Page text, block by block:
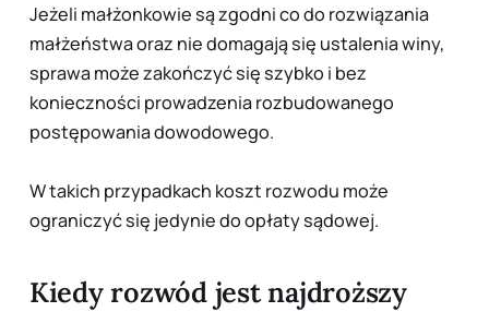
Jeżeli małżonkowie są zgodni co do rozwiązania
małżeństwa oraz nie domagają się ustalenia winy,
sprawa może zakończyć się szybko i bez
konieczności prowadzenia rozbudowanego
postępowania dowodowego.
W takich przypadkach koszt rozwodu może
ograniczyć się jedynie do opłaty sądowej.
Kiedy rozwód jest najdroższy